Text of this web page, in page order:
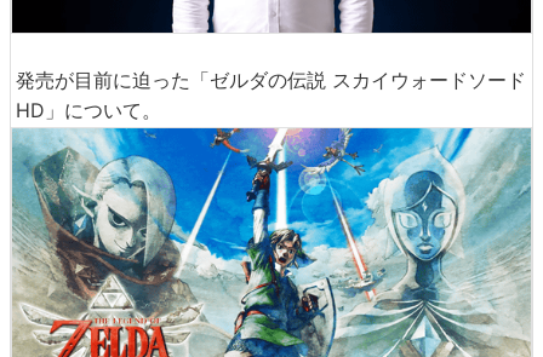
発売が目前に迫った「ゼルダの伝説 スカイウォードソード
HD」について。